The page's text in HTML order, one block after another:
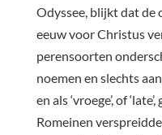
Odyssee, blijkt dat de
eeuw voor Christus
perensoorten
noemen en slechts aan
en als ‘vroege’, of
Romeinen